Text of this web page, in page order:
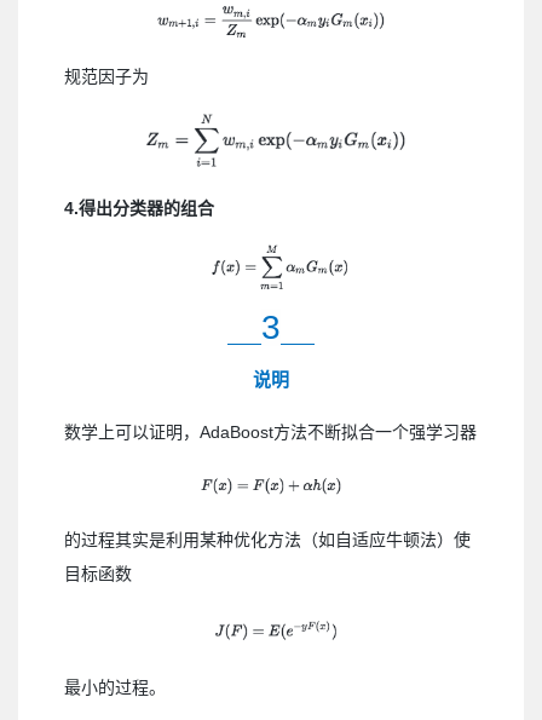
规范因子为
4.得出分类器的组合
3
说明
数学上可以证明，AdaBoost方法不断拟合一个强学习器
的过程其实是利用某种优化方法（如自适应牛顿法）使
目标函数
最小的过程。